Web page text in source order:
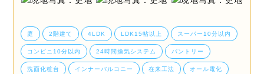
庭 2階建て 4LDK LDK15帖以上 スーパー10分以内
コンビニ10分以内 24時間換気システム パントリー
洗面化粧台 インナーバルコニー 在来工法 オール電化